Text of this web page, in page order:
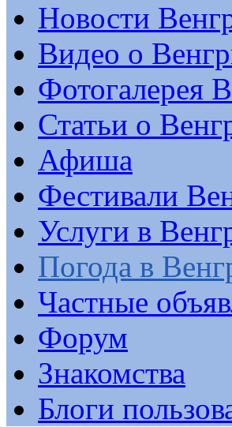
Новости
Видео о
Фотогалерея
Статьи о
Афиша
Фестивали
Услуги в
Погода в
Частные
Форум
Знакомства
Блоги